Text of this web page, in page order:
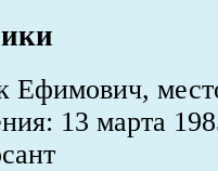
13 марта